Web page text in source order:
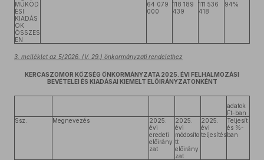
MŰKÖD
ÉSI
KIADÁS
OK
ÖSSZES
EN
64 079
000
118 189
439
111 536
418
94%
3. melléklet az 5/2026. (V. 29.) önkormányzati rendelethez
KERCASZOMOR KÖZSÉG ÖNKORMÁNYZATA 2025. ÉVI FELHALMOZÁSI
BEVÉTELEI ÉS KIADÁSAI KIEMELT ELŐIRÁNYZATONKÉNT
adatok
Ft-ban
Ssz.
Megnevezés
2025.
évi
eredeti
előirány
zat
2025.
évi
módosíto
tt
előirány
zat
2025.
évi
teljesítés
Teljesít
és %-
ban